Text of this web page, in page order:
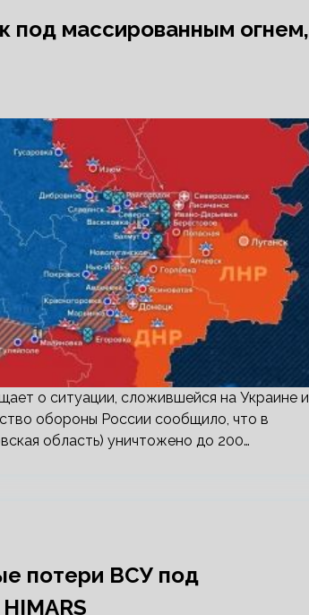
под массированным огнем,
о ситуации, сложившейся на Украине и
обороны России сообщило, что в
область) уничтожено до 200…
потери ВСУ под